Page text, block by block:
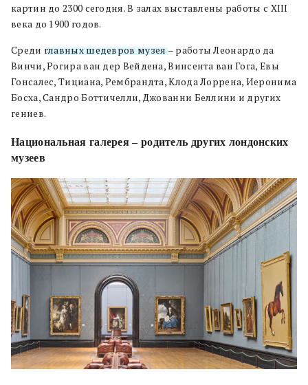
картин до 2300 сегодня. В залах выставлены работы с XIII
века до 1900 годов.
Среди главных шедевров музея– работы Леонардо да
Винчи, Рогира ван дер Вейдена, Винсента ван Гога, Евы
Гонсалес, Тициана, Рембрандта, Клода Лоррена, Иеронима
Босха, Сандро Боттичелли, Джованни Беллини и других
гениев.
Национальная галерея – родитель других лондонских
музеев